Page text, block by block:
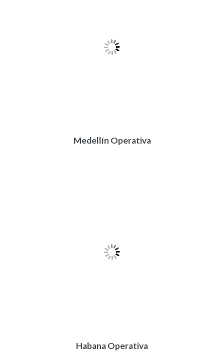
Medellín Operativa
Habana Operativa